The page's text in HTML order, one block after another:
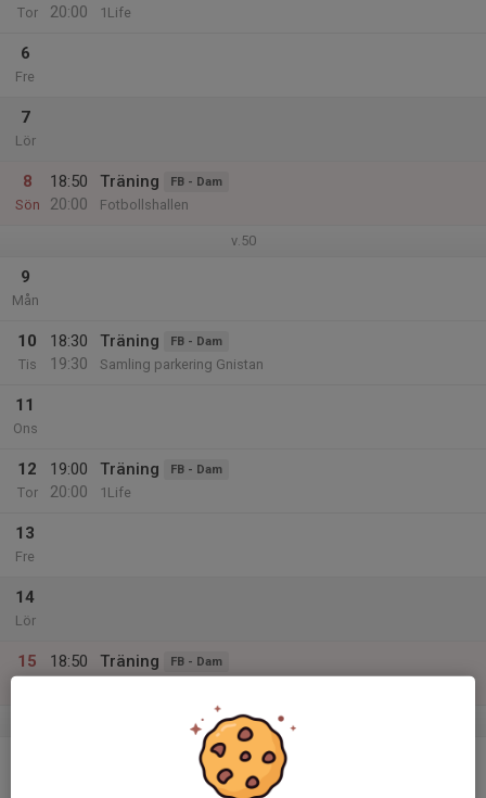
Tor
20:00
1Life
6
Fre
7
Lör
8
Sön
18:50
20:00
Träning FB - Dam
Fotbollshallen
v.50
9
Mån
10
Tis
18:30
19:30
Träning FB - Dam
Samling parkering Gnistan
11
Ons
12
Tor
19:00
20:00
Träning FB - Dam
1Life
13
Fre
14
Lör
15
18:50
Träning FB - Dam
v.51